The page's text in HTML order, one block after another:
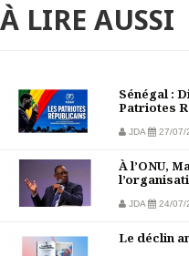
À LIRE AUSSI
Sénégal :
Patriotes
JDA 27/07/
À l’ONU,
JDA 24/07/
Le déclin